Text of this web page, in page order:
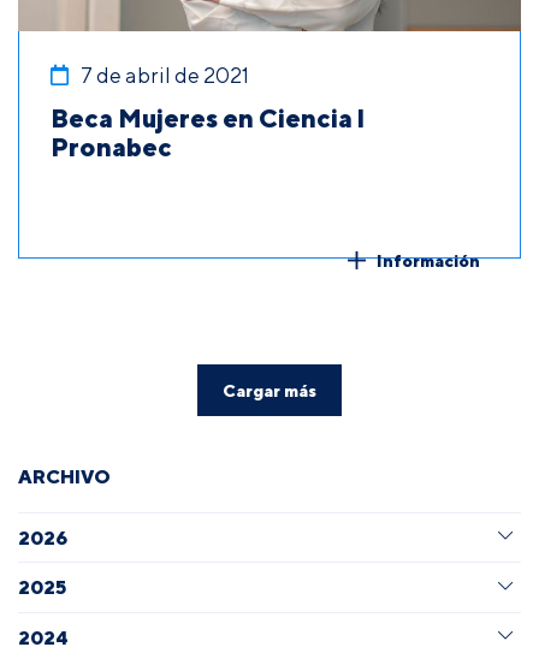
7 de abril de 2021
Beca Mujeres en Ciencia l
Pronabec
Información
Cargar más
ARCHIVO
2026
2025
2024